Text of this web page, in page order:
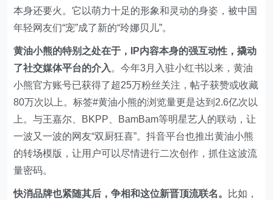
本身还要火。它以萌力十足的形象和灵动的身姿，被中国
年轻网友们“宠”成了新的“玲娜贝儿”。
黄油小熊的特别之处在于，IP内容本身的强互动性，撬动
了社交媒体平台的介入 。今年3月入驻小红书以来，黄油
小熊官方账号已获得了超25万粉丝关注，帖子获赞或收藏
80万次以上。标签#黄油小熊的浏览量更是达到2.6亿次以
上。与王嘉尔、BKPP、BamBam等明星艺人的联动，让
一波又一波的网友“双厨狂喜”。抖音平台也推出黄油小熊
的转场模版，让用户可以尽情进行二次创作，抓住这波流
量密码。
快消品牌也紧随其后，争相和这位新晋顶流联名。
比如，